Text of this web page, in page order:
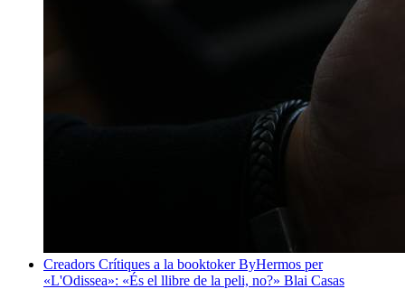
Creadors Crítiques a la booktoker ByHermos per
«L'Odissea»: «És el llibre de la peli, no?» Blai Casas